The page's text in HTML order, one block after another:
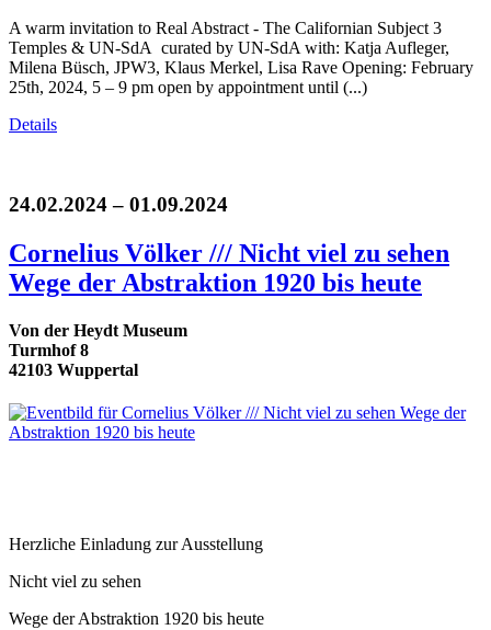
A warm invitation to Real Abstract - The Californian Subject 3
Temples & UN-SdA curated by UN-SdA with: Katja Aufleger,
Milena Büsch, JPW3, Klaus Merkel, Lisa Rave Opening: February
25th, 2024, 5 – 9 pm open by appointment until (...)
Details
24.02.2024 – 01.09.2024
Cornelius Völker /// Nicht viel zu sehen
Wege der Abstraktion 1920 bis heute
Von der Heydt Museum
Turmhof 8
42103 Wuppertal
Herzliche Einladung zur Ausstellung
Nicht viel zu sehen
Wege der Abstraktion 1920 bis heute